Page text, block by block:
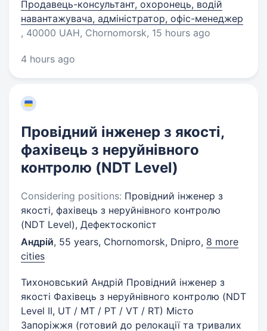
Продавець-консультант, охоронець, водій
навантажувача, адміністратор, офіс-менеджер
, 40000 UAH, Chornomorsk, 15 hours ago
4 hours ago
Провідний інженер з якості,
фахівець з неруйнівного
контролю (NDT Level)
Considering positions: Провідний інженер з
якості, фахівець з неруйнівного контролю
(NDT Level), Дефектоскопіст
Андрій, 55 years, Chornomorsk, Dnipro, 8 more
cities
Тихоновський Андрій Провідний інженер з
якості Фахівець з неруйнівного контролю (NDT
Level II, UT / MT / PT / VT / RT) Місто
Запоріжжя (готовий до релокації та тривалих